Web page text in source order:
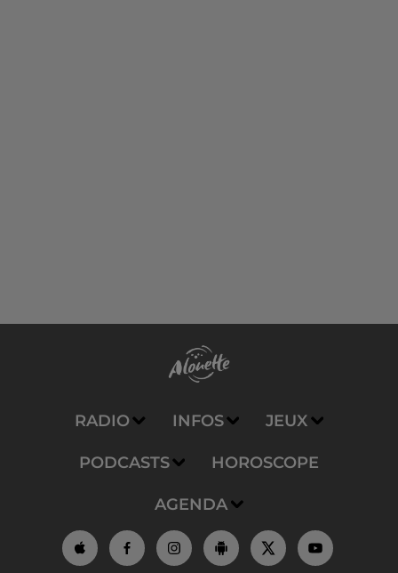
RADIO INFOS JEUX
PODCASTS HOROSCOPE
AGENDA